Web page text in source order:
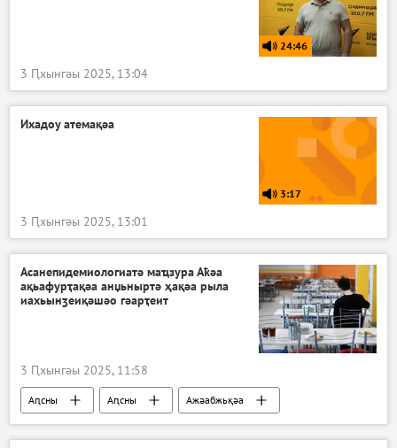
24:46
3 Ԥхынгәы 2025, 13:04
Ихадоу атемақәа
3:17
3 Ԥхынгәы 2025, 13:01
Асанепидемиологиатә маҵзура Аҟәа
ақьафурҭақәа анџьныртә ҳақәа рыла
иахьынӡеиқәшәо гәарҭеит
3 Ԥхынгәы 2025, 11:58
Аԥсны Аԥсны Ажәабжьқәа